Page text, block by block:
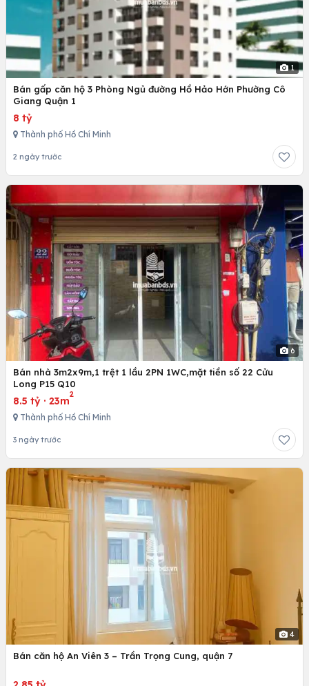
1
Bán gấp căn hộ 3 Phòng Ngủ đường Hồ Hảo Hớn Phường Cô
Giang Quận 1
8 tỷ
Thành phố Hồ Chí Minh
2 ngày trước
6
Bán nhà 3m2x9m,1 trệt 1 lầu 2PN 1WC,mặt tiền số 22 Cửu
Long P15 Q10
8.5 tỷ · 23m
2
Thành phố Hồ Chí Minh
3 ngày trước
4
Bán căn hộ An Viên 3 – Trần Trọng Cung, quận 7